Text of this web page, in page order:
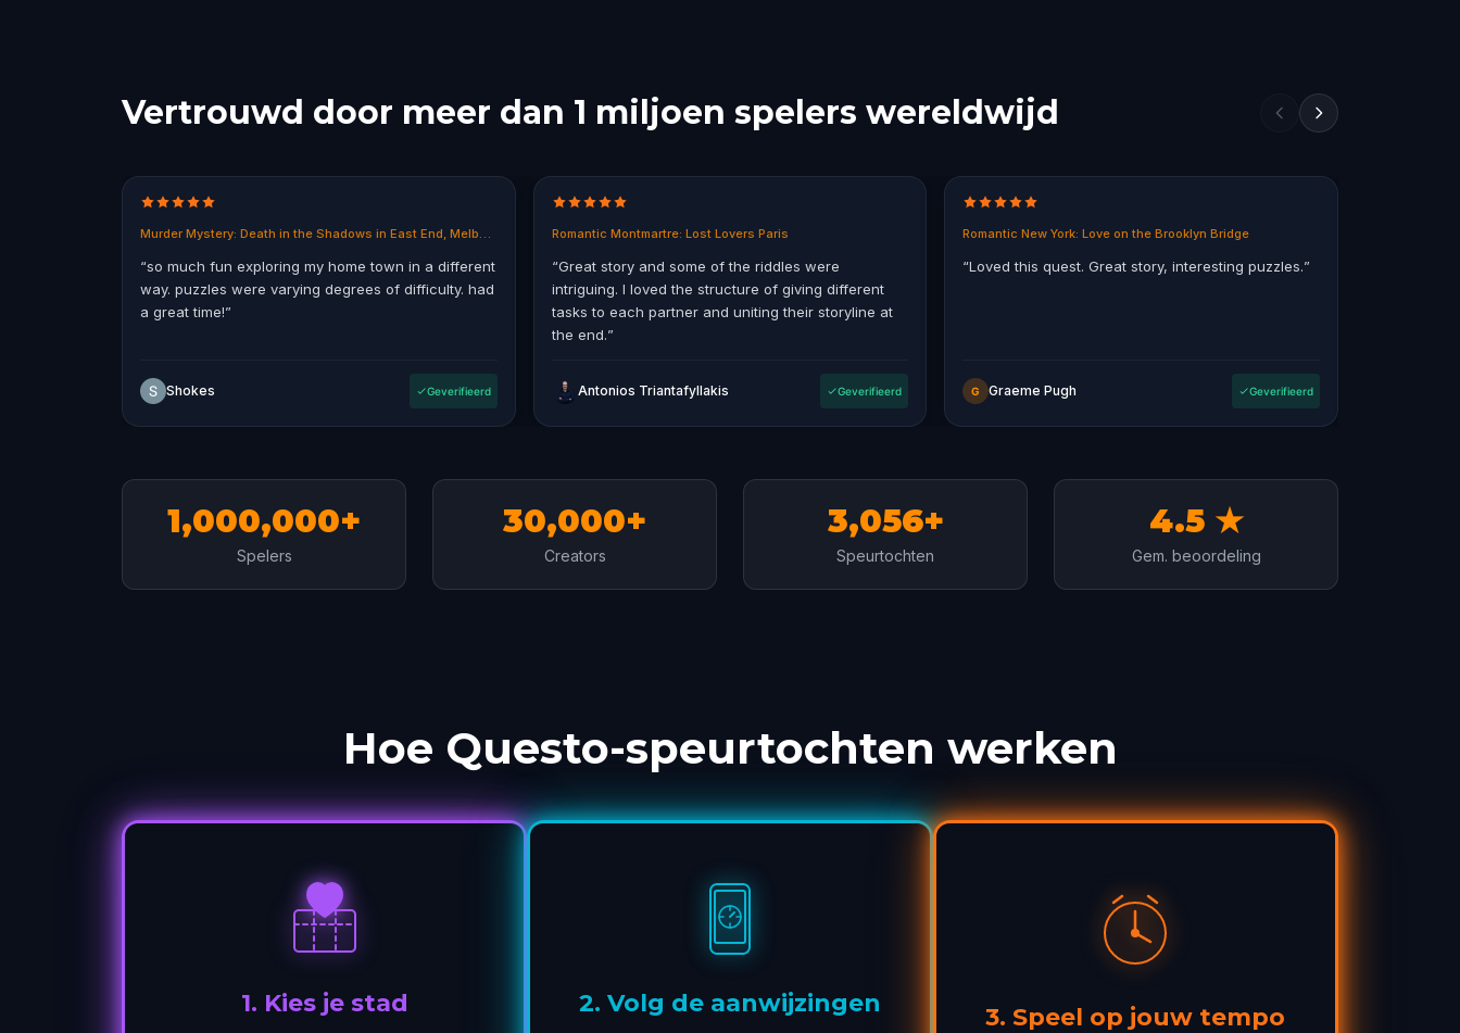
Vertrouwd door meer dan 1 miljoen spelers wereldwijd
Murder Mystery: Death in the Shadows in East End, Melbourne
“so much fun exploring my home town in a different
way. puzzles were varying degrees of difficulty. had
a great time!”
Shokes Geverifieerd
Romantic Montmartre: Lost Lovers Paris
“Great story and some of the riddles were
intriguing. I loved the structure of giving different
tasks to each partner and uniting their storyline at
the end.”
Antonios Triantafyllakis Geverifieerd
Romantic New York: Love on the Brooklyn Bridge
“Loved this quest. Great story, interesting puzzles.”
G Graeme Pugh Geverifieerd
1,000,000+
Spelers
30,000+
Creators
3,056+
Speurtochten
4.5 ★
Gem. beoordeling
Hoe Questo-speurtochten werken
1. Kies je stad 2. Volg de aanwijzingen 3. Speel op jouw tempo